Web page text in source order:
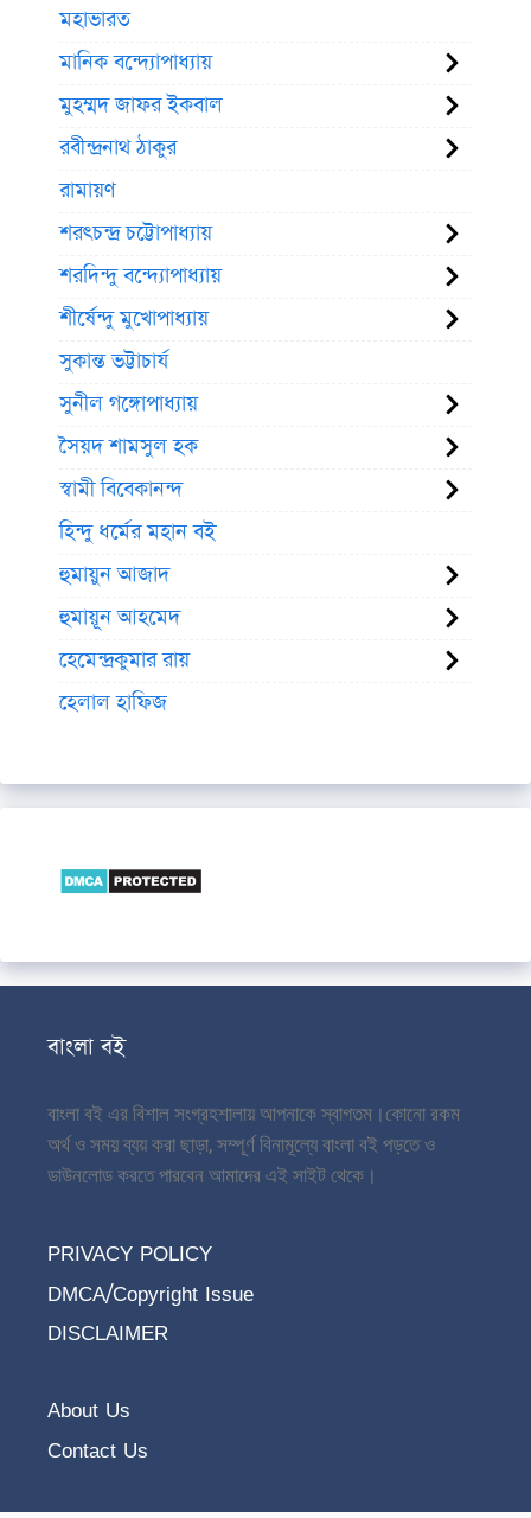
মহাভারত
মানিক বন্দ্যোপাধ্যায়
মুহম্মদ জাফর ইকবাল
রবীন্দ্রনাথ ঠাকুর
রামায়ণ
শরৎচন্দ্র চট্টোপাধ্যায়
শরদিন্দু বন্দ্যোপাধ্যায়
শীর্ষেন্দু মুখোপাধ্যায়
সুকান্ত ভট্টাচার্য
সুনীল গঙ্গোপাধ্যায়
সৈয়দ শামসুল হক
স্বামী বিবেকানন্দ
হিন্দু ধর্মের মহান বই
হুমায়ুন আজাদ
হুমায়ূন আহমেদ
হেমেন্দ্রকুমার রায়
হেলাল হাফিজ
বাংলা বই
বাংলা বই এর বিশাল সংগ্রহশালায় আপনাকে স্বাগতম।কোনো রকম
অর্থ ও সময় ব্যয় করা ছাড়া, সম্পূর্ণ বিনামূল্যে বাংলা বই পড়তে ও
ডাউনলোড করতে পারবেন আমাদের এই সাইট থেকে।
PRIVACY POLICY
DMCA/Copyright Issue
DISCLAIMER
About Us
Contact Us